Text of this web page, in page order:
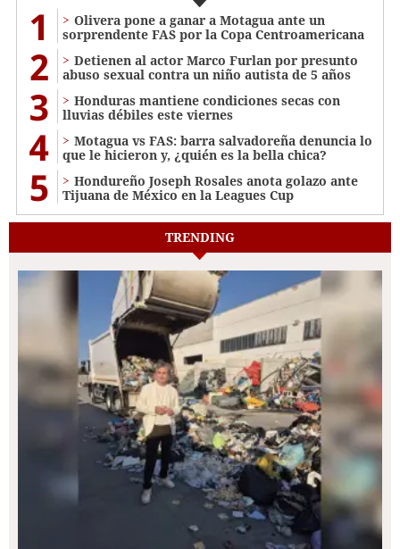
1
Olivera pone a ganar a Motagua ante un
sorprendente FAS por la Copa Centroamericana
2
Detienen al actor Marco Furlan por presunto
abuso sexual contra un niño autista de 5 años
3
Honduras mantiene condiciones secas con
lluvias débiles este viernes
4
Motagua vs FAS: barra salvadoreña denuncia lo
que le hicieron y, ¿quién es la bella chica?
5
Hondureño Joseph Rosales anota golazo ante
Tijuana de México en la Leagues Cup
TRENDING